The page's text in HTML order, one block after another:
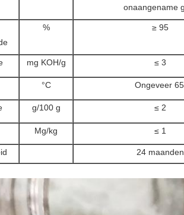
onaangename
% ≥ 95
mg KOH/g ≤ 3
°C Ongeveer
g/100 g ≤ 2
Mg/kg ≤ 1
24 maanden